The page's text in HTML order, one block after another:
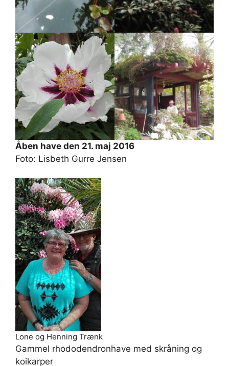
Åben have den 21. maj 2016
Foto: Lisbeth Gurre Jensen
Lone og Henning Trænk
Gammel rhododendronhave med skråning og
koikarper